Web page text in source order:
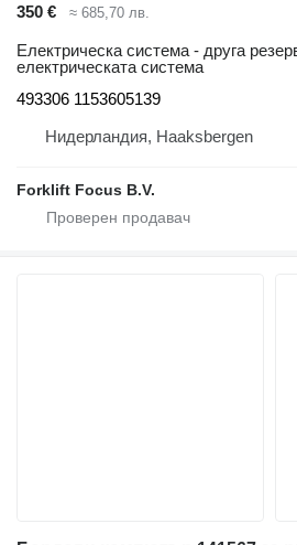
350 € ≈ 685,70 лв.
Електрическа система - друга
електрическата система
493306 1153605139
Нидерландия, Haaksbergen
Forklift Focus B.V.